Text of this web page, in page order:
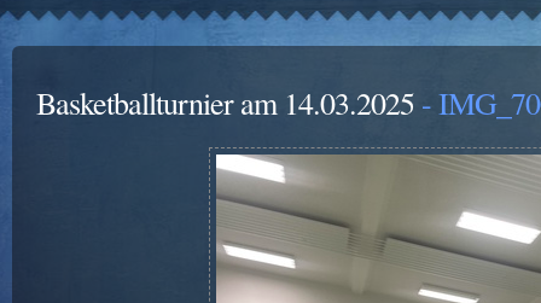
Basketballturnier am 14.03.2025 -